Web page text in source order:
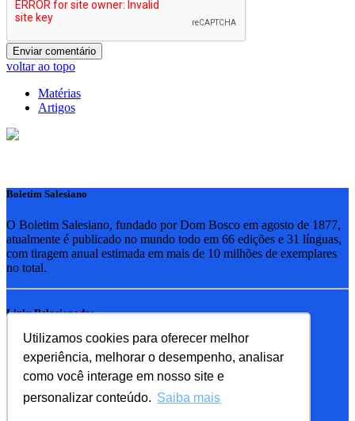
Utilizamos cookies para oferecer melhor
experiência, melhorar o desempenho, analisar
como você interage em nosso site e
personalizar conteúdo. Saiba mais
voltar ao topo
Matérias
Artigos
Boletim Salesiano
O Boletim Salesiano, fundado por Dom Bosco em agosto de 1877,
atualmente é publicado no mundo todo em 66 edições e 31 línguas,
com tiragem anual estimada em mais de 10 milhões de exemplares
no total.
Links Relacionados
RSB - Rede Salesiana Brasil
EDEBE - Editora
UPV - União pela Vida
Familia Salesiana